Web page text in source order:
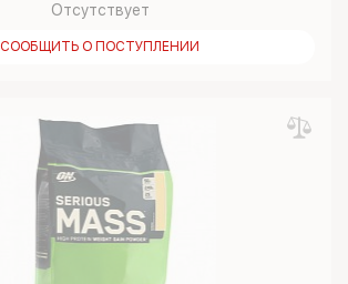
Отсутствует
СООБЩИТЬ О ПОСТУПЛЕНИИ